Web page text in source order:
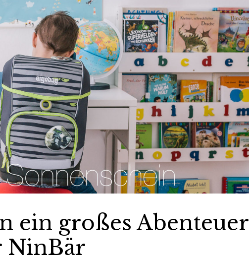
ein großes Abenteuer
NinBär